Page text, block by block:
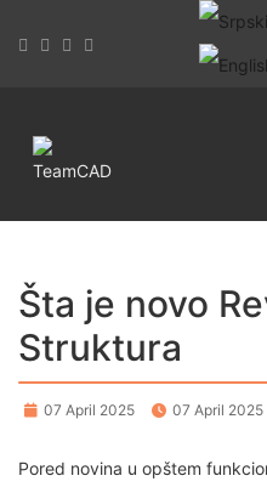
Šta je novo
Struktura
07 April 2025 07 April 2025
Pored novina u opštem